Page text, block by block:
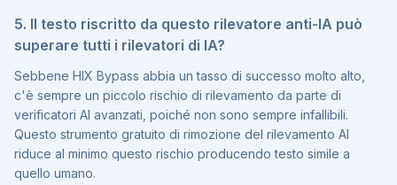
5. Il testo riscritto da questo rilevatore anti-IA può
superare tutti i rilevatori di IA?
Sebbene HIX Bypass abbia un tasso di successo molto alto,
c'è sempre un piccolo rischio di rilevamento da parte di
verificatori AI avanzati, poiché non sono sempre infallibili.
Questo strumento gratuito di rimozione del rilevamento AI
riduce al minimo questo rischio producendo testo simile a
quello umano.